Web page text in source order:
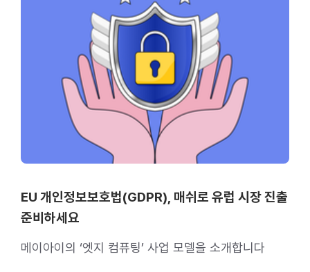
EU 개인정보보호법(GDPR), 매쉬로 유럽 시장 진출
준비하세요
메이아이의 ‘엣지 컴퓨팅’ 사업 모델을 소개합니다